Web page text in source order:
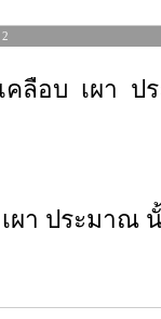
คลือบ เผา
ผา ประมาณ